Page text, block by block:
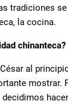
tradiciones
la cocina.
chinanteca?
al
mostrar.